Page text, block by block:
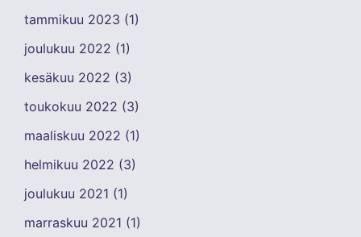
tammikuu 2023 (1)
joulukuu 2022 (1)
kesäkuu 2022 (3)
toukokuu 2022 (3)
maaliskuu 2022 (1)
helmikuu 2022 (3)
joulukuu 2021 (1)
marraskuu 2021 (1)